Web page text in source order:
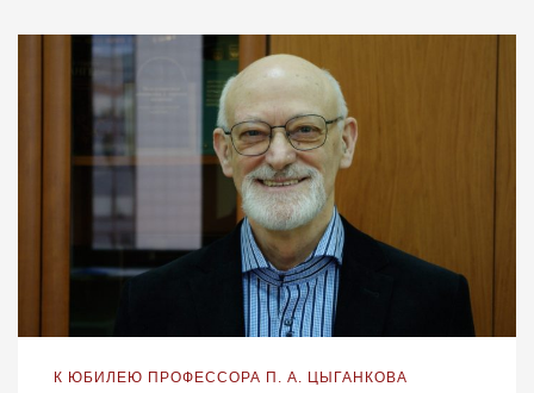
К ЮБИЛЕЮ ПРОФЕССОРА П. А. ЦЫГАНКОВА